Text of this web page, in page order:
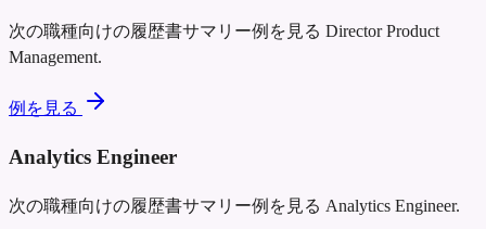
次の職種向けの履歴書サマリー例を見る Director Product
Management.
例を見る
Analytics Engineer
次の職種向けの履歴書サマリー例を見る Analytics Engineer.